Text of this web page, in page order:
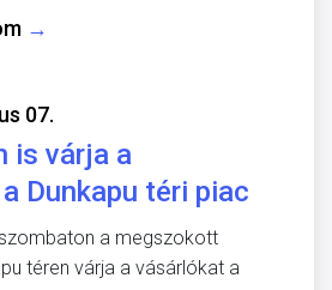
→
07.
is várja a
Dunkapu téri piac
a megszokott
téren várja a vásárlókat a